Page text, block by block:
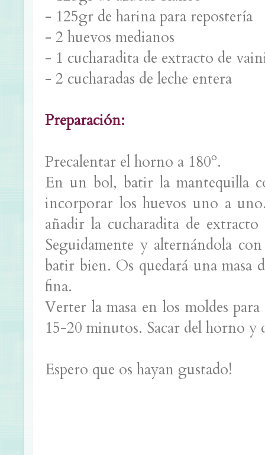
- 125gr de harina para repostería
- 2 huevos medianos
- 1 cucharadita de extracto de
- 2 cucharadas de leche entera
Preparación:
Precalentar el horno a 180º.
En un bol, batir la mantequilla
incorporar los huevos uno a
añadir la cucharadita de
Seguidamente y alternándola
batir bien. Os quedará una
fina.
Verter la masa en los moldes
15-20 minutos. Sacar del horno
Espero que os hayan gustado!